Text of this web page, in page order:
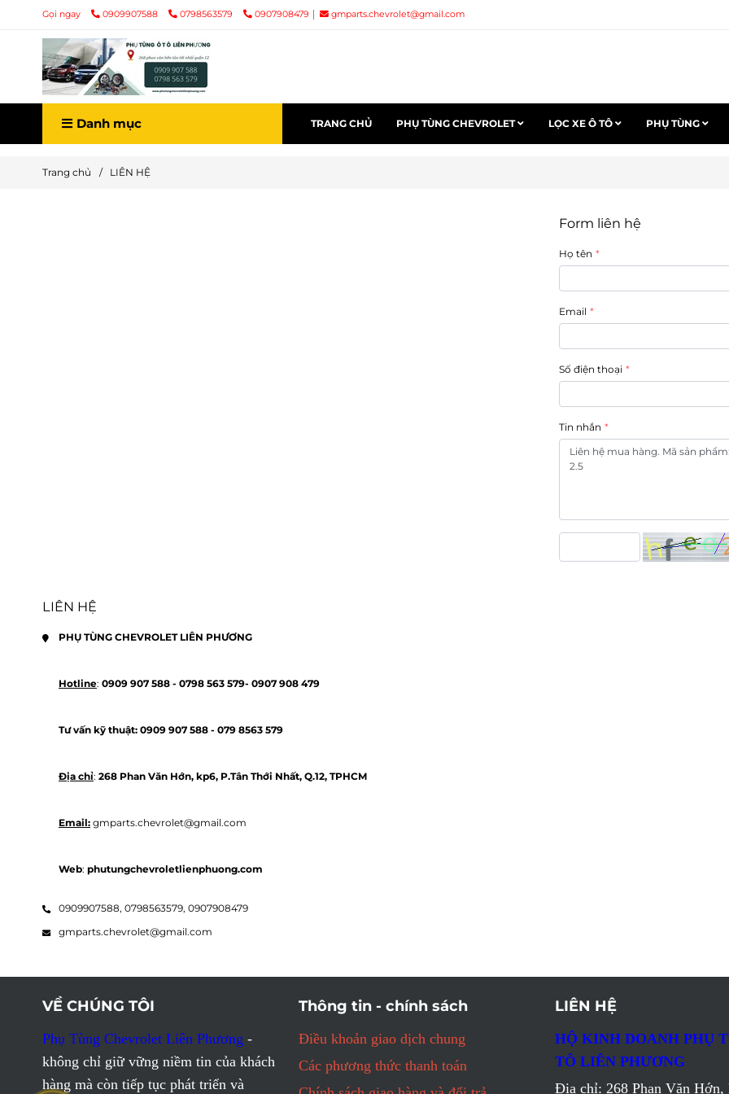
Gọi ngay 0909907588 0798563579 0907908479 gmparts.chevrolet@gmail.com
Danh mục TRANG CHỦ PHỤ TÙNG CHEVROLET LỌC XE Ô TÔ PHỤ TÙNG
Trang chủ / LIÊN HỆ
LIÊN HỆ
PHỤ TÙNG CHEVROLET LIÊN PHƯƠNG
Hotline: 0909 907 588 - 0798 563 579- 0907 908 479
Tư vấn kỹ thuật: 0909 907 588 - 079 8563 579
Địa chỉ: 268 Phan Văn Hớn, kp6, P.Tân Thới Nhất, Q.12, TPHCM
Email: gmparts.chevrolet@gmail.com
Web: phutungchevroletlienphuong.com
0909907588, 0798563579, 0907908479
gmparts.chevrolet@gmail.com
Form liên hệ
Họ tên
Email
Số điện thoại
Tin nhắn
VỀ CHÚNG TÔI
Phụ Tùng Chevrolet Liên Phương -
không chỉ giữ vững niềm tin của khách
hàng mà còn tiếp tục phát triển và
Thông tin - chính sách
Điều khoản giao dịch chung
Các phương thức thanh toán
LIÊN HỆ
HỘ KINH DOANH PHỤ
TÔ LIÊN PHƯƠNG
Địa chỉ: 268 Phan Văn Hớn,